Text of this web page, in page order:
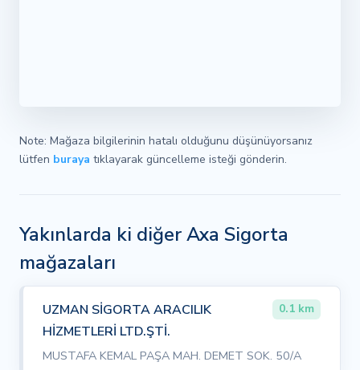
Note: Mağaza bilgilerinin hatalı olduğunu düşünüyorsanız
lütfen buraya tıklayarak güncelleme isteği gönderin.
Yakınlarda ki diğer Axa Sigorta
mağazaları
UZMAN SİGORTA ARACILIK
HİZMETLERİ LTD.ŞTİ.
0.1 km
MUSTAFA KEMAL PAŞA MAH. DEMET SOK. 50/A